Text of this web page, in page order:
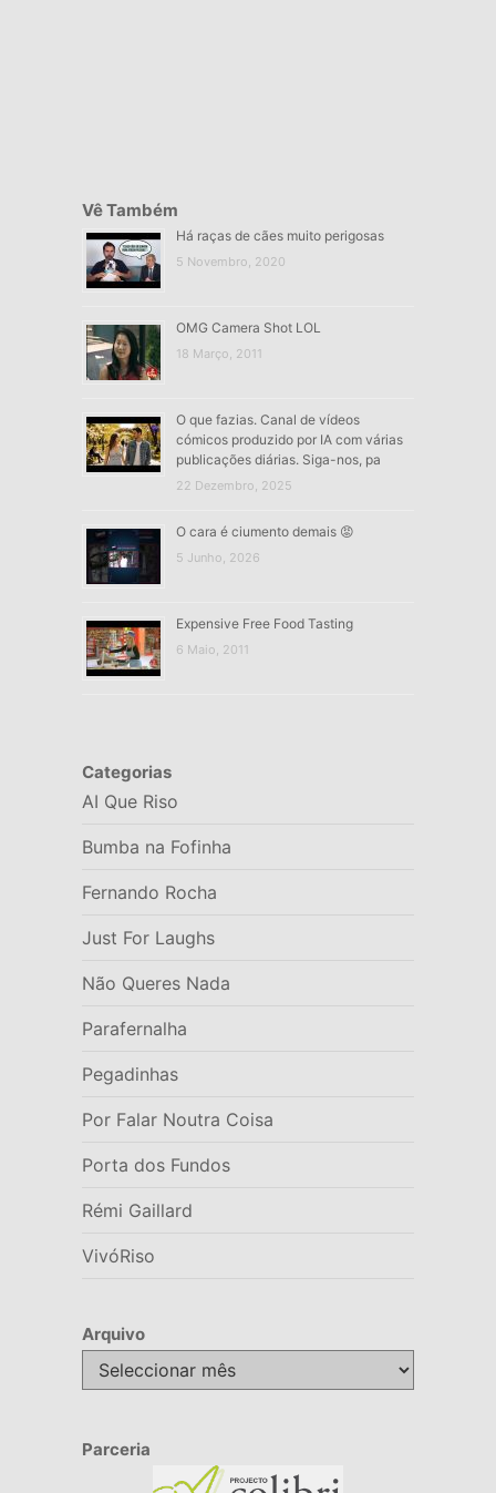
Vê Também
Há raças de cães muito perigosas
5 Novembro, 2020
OMG Camera Shot LOL
18 Março, 2011
O que fazias. Canal de vídeos
cómicos produzido por IA com várias
publicações diárias. Siga-nos, pa
22 Dezembro, 2025
O cara é ciumento demais 😡
5 Junho, 2026
Expensive Free Food Tasting
6 Maio, 2011
Categorias
AI Que Riso
Bumba na Fofinha
Fernando Rocha
Just For Laughs
Não Queres Nada
Parafernalha
Pegadinhas
Por Falar Noutra Coisa
Porta dos Fundos
Rémi Gaillard
VivóRiso
Arquivo
Arquivo
Parceria